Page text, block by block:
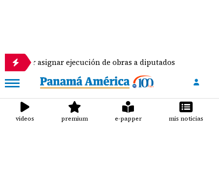
ejecución de obras a diputados
videos premium e-papper mis noticias